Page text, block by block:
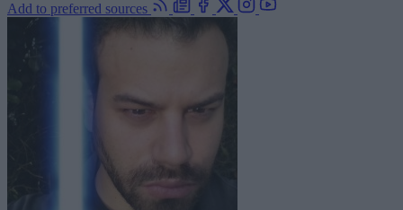
Add to preferred sources